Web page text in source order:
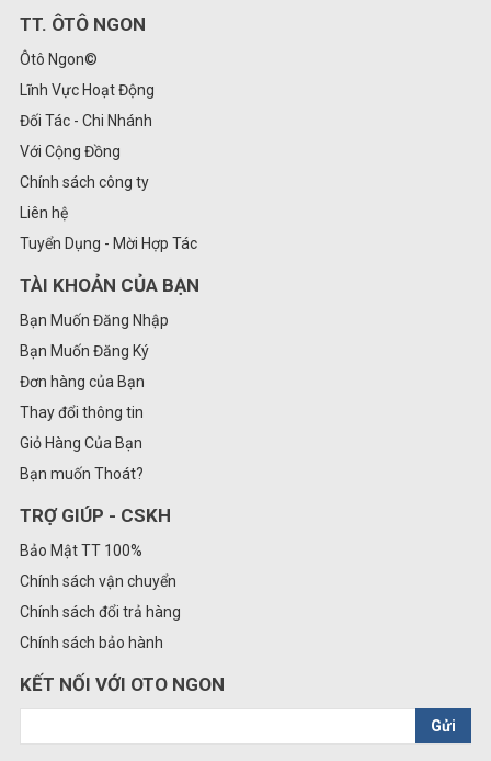
TT. ÔTÔ NGON
Ôtô Ngon©
Lĩnh Vực Hoạt Động
Đối Tác - Chi Nhánh
Với Cộng Đồng
Chính sách công ty
Liên hệ
Tuyển Dụng - Mời Hợp Tác
TÀI KHOẢN CỦA BẠN
Bạn Muốn Đăng Nhập
Bạn Muốn Đăng Ký
Đơn hàng của Bạn
Thay đổi thông tin
Giỏ Hàng Của Bạn
Bạn muốn Thoát?
TRỢ GIÚP - CSKH
Bảo Mật TT 100%
Chính sách vận chuyển
Chính sách đổi trả hàng
Chính sách bảo hành
KẾT NỐI VỚI OTO NGON
Gửi